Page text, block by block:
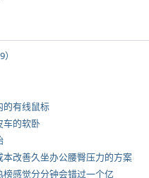
的有线鼠标
车的软卧
改善久坐办公腰臀压力的方案
感觉分分钟会错过一个亿